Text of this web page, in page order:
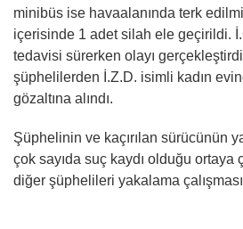
minibüs ise havaalanında terk
içerisinde 1 adet silah ele geçirildi.
tedavisi sürerken olayı
şüphelilerden İ.Z.D. isimli kadın
gözaltına alındı.
Şüphelinin ve kaçırılan sürücünün
çok sayıda suç kaydı olduğu ortaya
diğer şüphelileri yakalama